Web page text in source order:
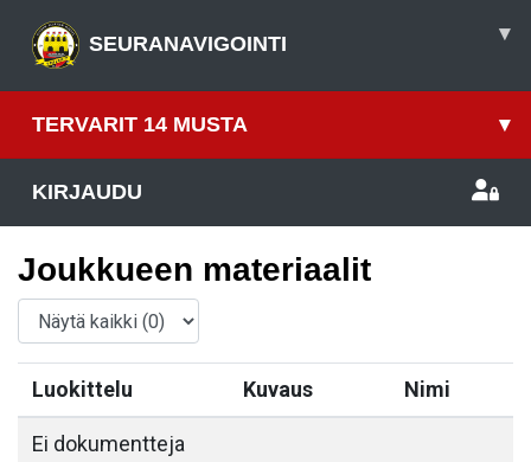
SEURANAVIGOINTI ▾
TERVARIT 14 MUSTA ▾
KIRJAUDU
Joukkueen materiaalit
Luokittelu Kuvaus Nimi
Ei dokumentteja